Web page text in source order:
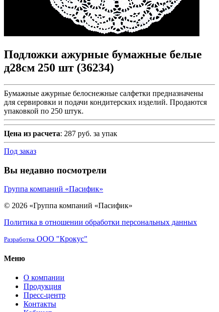
Подложки ажурные бумажные белые
д28см 250 шт (36234)
Бумажные ажурные белоснежные салфетки предназначены
для сервировки и подачи кондитерских изделий. Продаются
упаковкой по 250 штук.
Цена из расчета: 287 руб. за упак
Под заказ
Вы недавно посмотрели
Группа компаний «Пасифик»
© 2026 «Группа компаний «Пасифик»
Политика в отношении обработки персональных данных
Разработка ООО "Крокус"
Меню
О компании
Продукция
Пресс-центр
Контакты